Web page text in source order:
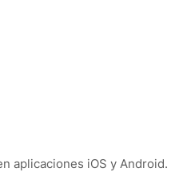
aplicaciones iOS y Android.